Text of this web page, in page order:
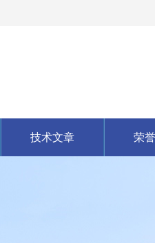
技术文章 荣